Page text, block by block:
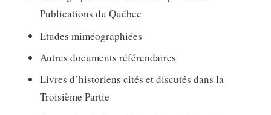
Publications du Québec
Etudes miméographiées
Autres documents référendaires
Livres d’historiens cités et discutés dans la
Troisième Partie